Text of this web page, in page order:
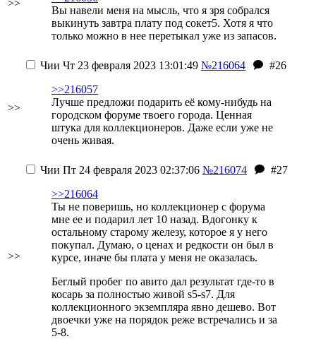
>>
Вы навели меня на мысль, что я зря собрался
выкинуть завтра плату под сокет5. Хотя я что
только можно в нее перетыкал уже из запасов.
>>
Чии Чт 23 февраля 2023 13:01:49 №216064
#26
>>216057
Лучше предложи подарить её кому-нибудь на
городском форуме твоего города. Ценная
штука для коллекционеров. Даже если уже не
очень живая.
>>
Чии Пт 24 февраля 2023 02:37:06 №216074
#27
>>216064
Ты не поверишь, но коллекционер с форума
мне ее и подарил лет 10 назад. Вдогонку к
остальному старому железу, которое я у него
покупал. Думаю, о ценах и редкости он был в
курсе, иначе бы плата у меня не оказалась.
Беглый пробег по авито дал результат где-то в
косарь за полностью живой s5-s7. Для
коллекционного экземпляра явно дешево. Вот
двоечки уже на порядок реже встречались и за
5-8.